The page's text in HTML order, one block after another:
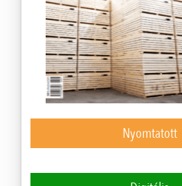
Nyomtatott